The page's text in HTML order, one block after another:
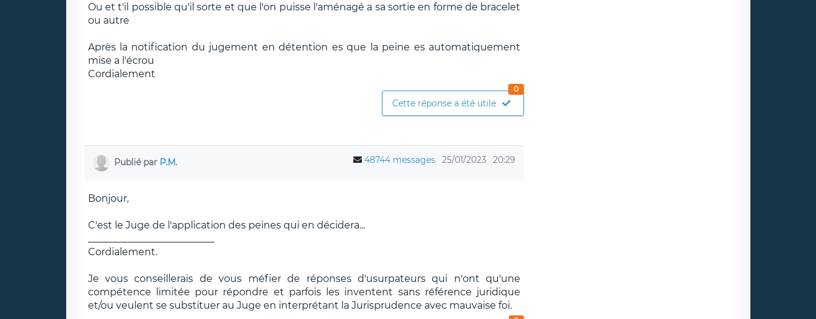
Ou et t'il possible qu'il sorte et que l'on puisse l'aménagé a sa sortie en forme de bracelet
ou autre
Après la notification du jugement en détention es que la peine es automatiquement
mise a l'écrou
Cordialement
Cette réponse a été utile
0
Publié par P.M. 48744 messages 25/01/2023 20:29
Bonjour,
C'est le Juge de l'application des peines qui en décidera...
Cordialement.
Je vous conseillerais de vous méfier de réponses d'usurpateurs qui n'ont qu'une
compétence limitée pour répondre et parfois les inventent sans référence juridique
et/ou veulent se substituer au Juge en interprétant la Jurisprudence avec mauvaise foi.